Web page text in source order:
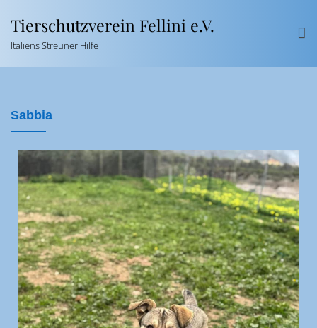
Tierschutzverein Fellini e.V.
Italiens Streuner Hilfe
Sabbia